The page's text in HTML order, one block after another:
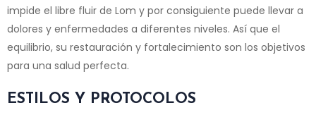
impide el libre fluir de Lom y por consiguiente puede llevar a
dolores y enfermedades a diferentes niveles. Así que el
equilibrio, su restauración y fortalecimiento son los objetivos
para una salud perfecta.
ESTILOS Y PROTOCOLOS